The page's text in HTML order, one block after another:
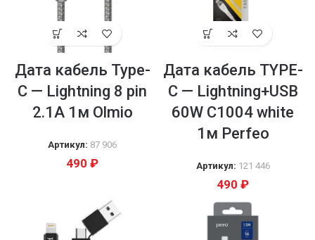
Дата кабель Type-
C — Lightning 8 pin
2.1A 1м Olmio
Артикул: 87 906
490 ₽
Дата кабель TYPE-
C — Lightning+USB
60W C1004 white
1м Perfeo
Артикул: 121 446
490 ₽